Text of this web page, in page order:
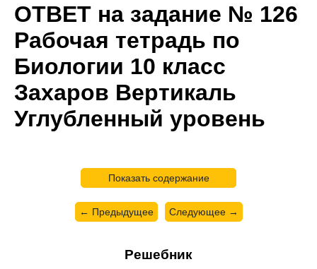
ОТВЕТ на задание № 126
Рабочая тетрадь по
Биологии 10 класс
Захаров Вертикаль
Углубленный уровень
Показать содержание
← Предыдущее Следующее →
Решебник